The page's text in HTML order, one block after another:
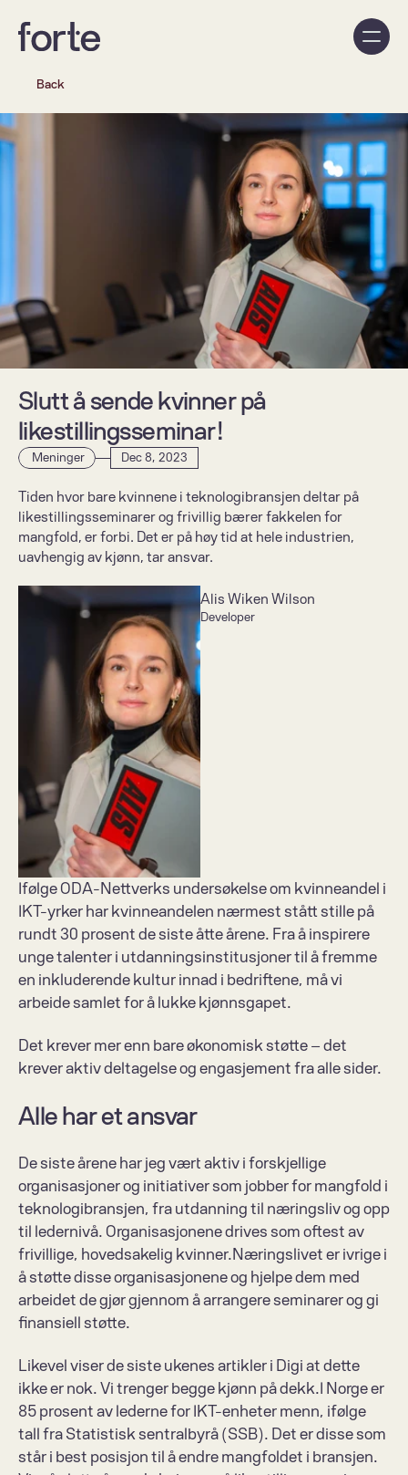
Back
Tiden hvor bare kvinnene i teknologibransjen deltar på
likestillingsseminarer og frivillig bærer fakkelen for
mangfold, er forbi. Det er på høy tid at hele industrien,
uavhengig av kjønn, tar ansvar.
Slutt å sende kvinner på
likestillingsseminar!
Meninger Dec 8, 2023
Alis Wiken Wilson
Developer
Ifølge ODA-Nettverks undersøkelse om kvinneandel i
IKT-yrker har kvinneandelen nærmest stått stille på
rundt 30 prosent de siste åtte årene. Fra å inspirere
unge talenter i utdanningsinstitusjoner til å fremme
en inkluderende kultur innad i bedriftene, må vi
arbeide samlet for å lukke kjønnsgapet.
Det krever mer enn bare økonomisk støtte – det
krever aktiv deltagelse og engasjement fra alle sider.
Alle har et ansvar
De siste årene har jeg vært aktiv i forskjellige
organisasjoner og initiativer som jobber for mangfold i
teknologibransjen, fra utdanning til næringsliv og opp
til ledernivå. Organisasjonene drives som oftest av
frivillige, hovedsakelig kvinner.Næringslivet er ivrige i
å støtte disse organisasjonene og hjelpe dem med
arbeidet de gjør gjennom å arrangere seminarer og gi
finansiell støtte.
Likevel viser de siste ukenes artikler i Digi at dette
ikke er nok. Vi trenger begge kjønn på dekk.I Norge er
85 prosent av lederne for IKT-enheter menn, ifølge
tall fra Statistisk sentralbyrå (SSB). Det er disse som
står i best posisjon til å endre mangfoldet i bransjen.